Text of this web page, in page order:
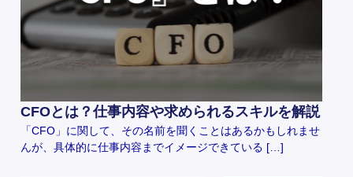
CFOとは？仕事内容や求められるスキルを解説
「CFO」に関して、その名前を聞くことはあるかもしれませ
んが、具体的に仕事内容までイメージできている […]